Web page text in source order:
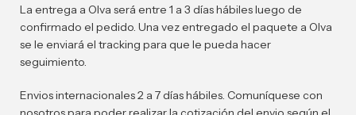
La entrega a Olva será entre 1 a 3 días hábiles luego de
confirmado el pedido. Una vez entregado el paquete a Olva
se le enviará el tracking para que le pueda hacer
seguimiento.
Envios internacionales 2 a 7 días hábiles. Comuníquese con